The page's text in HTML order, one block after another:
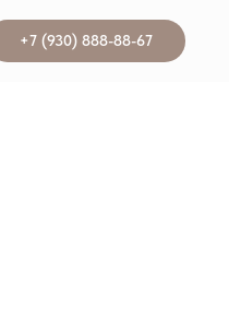
+7 (930) 888-88-67